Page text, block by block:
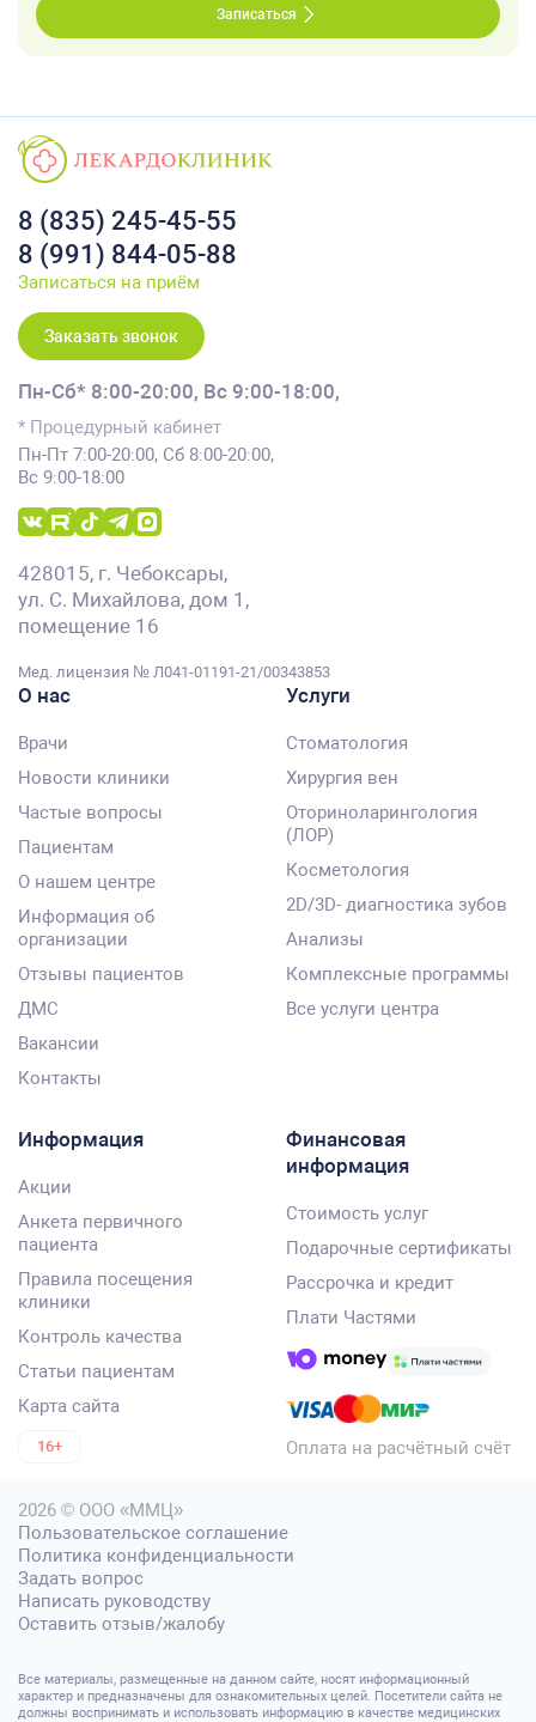
Записаться
8 (835) 245-45-55
8 (991) 844-05-88
Записаться на приём
Заказать звонок
Пн-Сб* 8:00-20:00, Вс 9:00-18:00,
* Процедурный кабинет
Пн-Пт 7:00-20:00, Сб 8:00-20:00,
Вс 9:00-18:00
428015, г. Чебоксары,
ул. С. Михайлова, дом 1,
помещение 16
Мед. лицензия № Л041-01191-21/00343853
О нас
Врачи
Новости клиники
Частые вопросы
Пациентам
О нашем центре
Информация об
организации
Отзывы пациентов
ДМС
Вакансии
Контакты
Услуги
Стоматология
Хирургия вен
Оториноларингология
(ЛОР)
Косметология
2D/3D- диагностика зубов
Анализы
Комплексные программы
Все услуги центра
Информация
Акции
Анкета первичного
пациента
Правила посещения
клиники
Контроль качества
Статьи пациентам
Карта сайта
16+
Финансовая
информация
Стоимость услуг
Подарочные сертификаты
Рассрочка и кредит
Плати Частями
Оплата на расчётный счёт
2026 © ООО «ММЦ»
Пользовательское соглашение
Политика конфиденциальности
Задать вопрос
Написать руководству
Оставить отзыв/жалобу
Все материалы, размещенные на данном сайте, носят информационный
характер и предназначены для ознакомительных целей. Посетители сайта не
должны воспринимать и использовать информацию в качестве медицинских